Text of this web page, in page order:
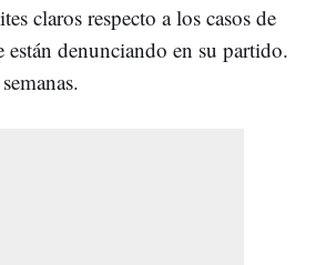
claros respecto a los casos de
están denunciando en su partido.